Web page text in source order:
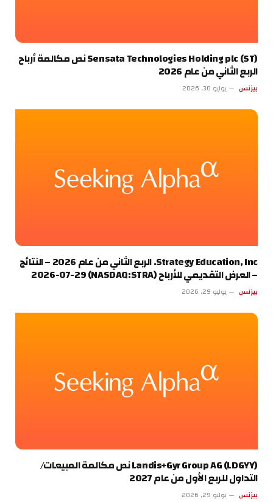
Sensata Technologies Holding plc (ST) نص مكالمة أرباح
الربع الثاني من عام 2026
بيزنس يوليو 30, 2026
Strategy Education, Inc. الربع الثاني من عام 2026 – النتائج
– العرض التقديمي للأرباح (NASDAQ:STRA) 2026-07-29
بيزنس يوليو 29, 2026
Landis+Gyr Group AG (LDGYY) نص مكالمة المبيعات/
التداول للربع الأول من عام 2027
بيزنس يوليو 29, 2026